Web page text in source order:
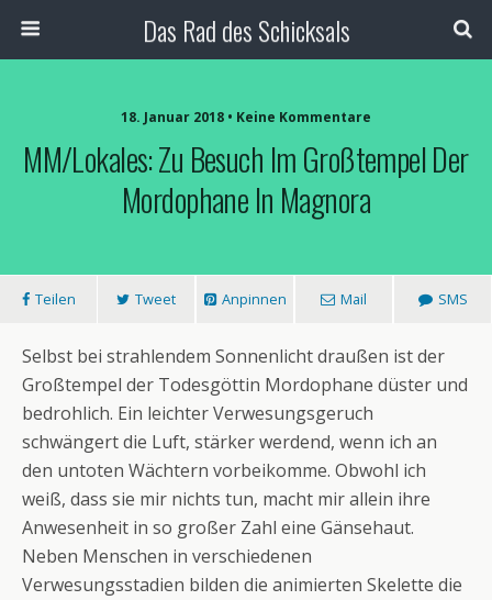
Das Rad des Schicksals
18. Januar 2018 • Keine Kommentare
MM/Lokales: Zu Besuch Im Großtempel Der
Mordophane In Magnora
Teilen Tweet Anpinnen Mail SMS
Selbst bei strahlendem Sonnenlicht draußen ist der
Großtempel der Todesgöttin Mordophane düster und
bedrohlich. Ein leichter Verwesungsgeruch
schwängert die Luft, stärker werdend, wenn ich an
den untoten Wächtern vorbeikomme. Obwohl ich
weiß, dass sie mir nichts tun, macht mir allein ihre
Anwesenheit in so großer Zahl eine Gänsehaut.
Neben Menschen in verschiedenen
Verwesungsstadien bilden die animierten Skelette die